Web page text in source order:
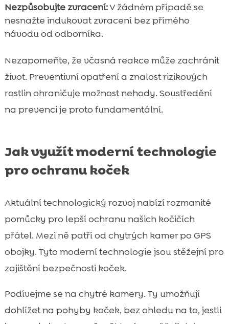
Nezpůsobujte zvracení:V žádném případě se
nesnažte indukovat zvracení bez přímého
návodu od odborníka.
Nezapomeňte, že včasná reakce může zachránit
život. Preventivní opatření a znalost rizikových
rostlin ohraničuje možnost nehody. Soustředění
na prevenci je proto fundamentální.
Jak využít moderní technologie
pro ochranu koček
Aktuální technologický rozvoj nabízí rozmanité
pomůcky pro lepší ochranu našich kočičích
přátel. Mezi ně patří od chytrých kamer po GPS
obojky. Tyto moderní technologie jsou stěžejní pro
zajištění bezpečnosti koček.
Podívejme se na chytré kamery. Ty umožňují
dohlížet na pohyby koček, bez ohledu na to, jestli